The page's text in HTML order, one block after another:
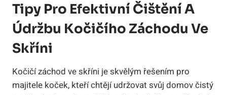
Tipy Pro Efektivní Čištění A
Údržbu Kočičího Záchodu Ve
Skříni
Kočičí záchod ve skříni je skvělým řešením pro
majitele koček, kteří chtějí udržovat svůj domov čistý